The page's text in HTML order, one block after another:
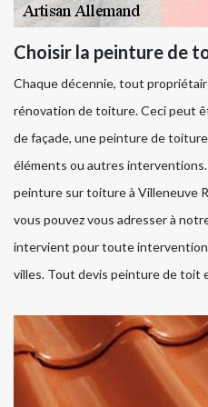
Choisir la peinture de
Chaque décennie, tout
rénovation de toiture. Ceci peut
de façade, une peinture de
éléments ou autres
peinture sur toiture à Villeneuve
vous pouvez vous adresser à
intervient pour toute
villes. Tout devis peinture de toit